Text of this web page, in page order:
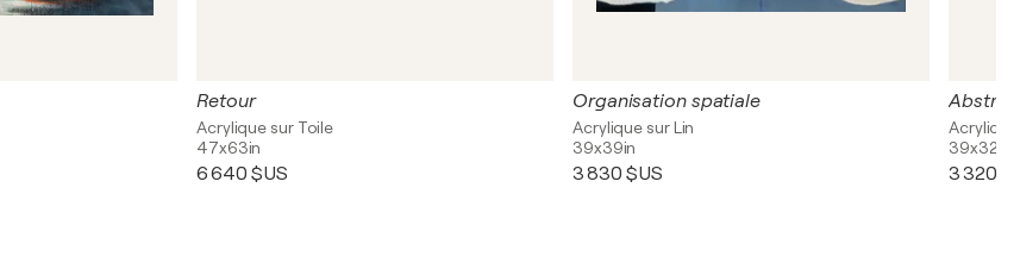
Retour
Acrylique sur Toile
47x63in
6 640 $US
Organisation spatiale
Acrylique sur Lin
39x39in
3 830 $US
39x32in
3 320